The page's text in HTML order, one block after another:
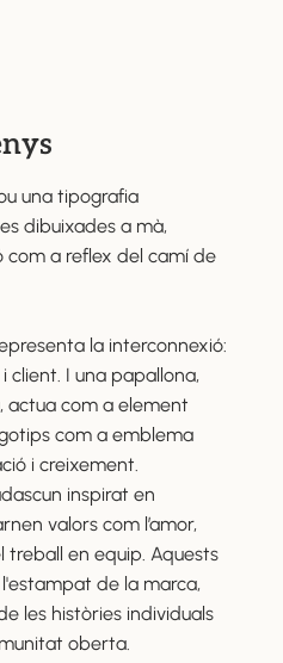
una tipografia
dibuixades a mà,
a reflex del camí de
la interconnexió:
client. I una papallona,
actua com a element
com a emblema
i creixement.
inspirat en
valors com l’amor,
treball en equip. Aquests
de la marca,
les històries individuals
oberta.